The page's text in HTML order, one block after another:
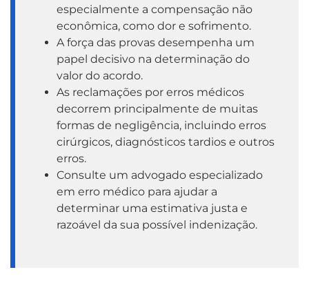
especialmente a compensação não
econômica, como dor e sofrimento.
A força das provas desempenha um
papel decisivo na determinação do
valor do acordo.
As reclamações por erros médicos
decorrem principalmente de muitas
formas de negligência, incluindo erros
cirúrgicos, diagnósticos tardios e outros
erros.
Consulte um advogado especializado
em erro médico para ajudar a
determinar uma estimativa justa e
razoável da sua possível indenização.